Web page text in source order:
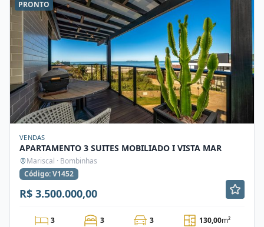
PRONTO
VENDAS
APARTAMENTO 3 SUITES MOBILIADO I VISTA MAR
Mariscal · Bombinhas
Código: V1452
R$ 3.500.000,00
3 3 3 130,00m²